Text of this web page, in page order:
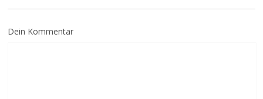
Dein Kommentar